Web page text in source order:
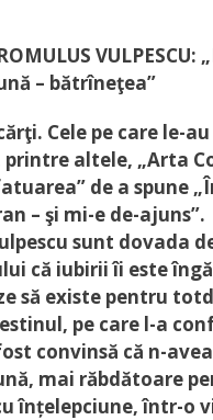
VULPESCU:
– bătrîneţea”
Cele pe care le-au
altele, „Arta
de a spune
– şi mi-e de-
sunt dovada
că iubirii îi este
să existe pentru
pe care l-a
convinsă că n-
mai răbdătoare
înțelepciune, într-o